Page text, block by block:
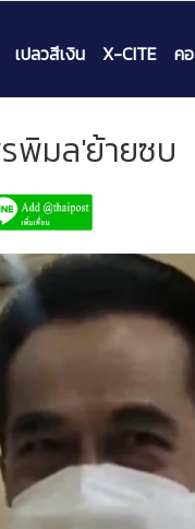
เปลวสีเงิน X-CITE ค
พิมล'ย้ายซบ